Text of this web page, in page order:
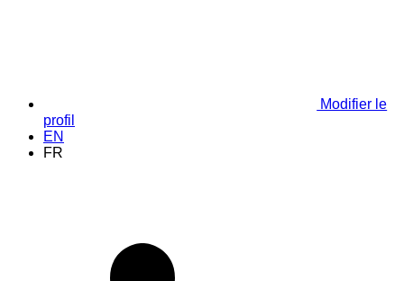
Modifier le
profil
EN
FR